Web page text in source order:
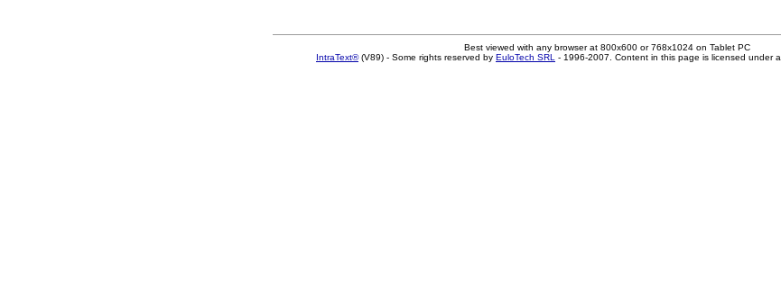
Best viewed with any browser at 800x600 or 768x1024 on Tablet PC
IntraText®(V89) - Some rights reserved by EuloTech SRL - 1996-2007. Content in this page is licensed under a